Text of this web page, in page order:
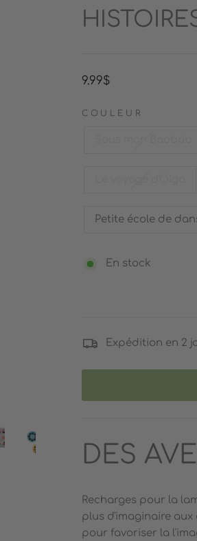
Prix
9.99$
COULEUR
Petite école de
En stock
Expédition en 2
DES
Recharges pour la
plus d'imaginaire aux
pour favoriser la